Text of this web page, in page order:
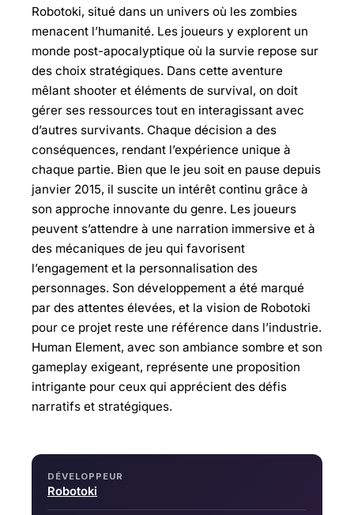
Robotoki, situé dans un univers où les zombies
menacent l’humanité. Les joueurs y explorent un
monde post-apocalyptique où la survie repose sur
des choix stratégiques. Dans cette aventure
mêlant shooter et éléments de survival, on doit
gérer ses ressources tout en interagissant avec
d’autres survivants. Chaque décision a des
conséquences, rendant l’expérience unique à
chaque partie. Bien que le jeu soit en pause depuis
janvier 2015, il suscite un intérêt continu grâce à
son approche innovante du genre. Les joueurs
peuvent s’attendre à une narration immersive et à
des mécaniques de jeu qui favorisent
l’engagement et la personnalisation des
personnages. Son développement a été marqué
par des attentes élevées, et la vision de Robotoki
pour ce projet reste une référence dans l’industrie.
Human Element, avec son ambiance sombre et son
gameplay exigeant, représente une proposition
intrigante pour ceux qui apprécient des défis
narratifs et stratégiques.
DÉVELOPPEUR
Robotoki